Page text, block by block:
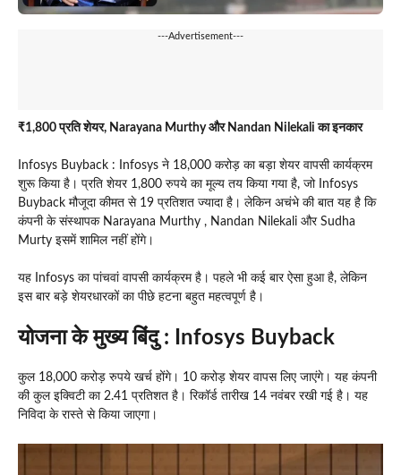
---Advertisement---
₹1,800 प्रति शेयर, Narayana Murthy और Nandan Nilekali का इनकार
Infosys Buyback : Infosys ने 18,000 करोड़ का बड़ा शेयर वापसी कार्यक्रम
शुरू किया है। प्रति शेयर 1,800 रुपये का मूल्य तय किया गया है, जो Infosys
Buyback मौजूदा कीमत से 19 प्रतिशत ज्यादा है। लेकिन अचंभे की बात यह है कि
कंपनी के संस्थापक Narayana Murthy , Nandan Nilekali और Sudha
Murty इसमें शामिल नहीं होंगे।
यह Infosys का पांचवां वापसी कार्यक्रम है। पहले भी कई बार ऐसा हुआ है, लेकिन
इस बार बड़े शेयरधारकों का पीछे हटना बहुत महत्वपूर्ण है।
योजना के मुख्य बिंदु: Infosys Buyback
कुल 18,000 करोड़ रुपये खर्च होंगे। 10 करोड़ शेयर वापस लिए जाएंगे। यह कंपनी
की कुल इक्विटी का 2.41 प्रतिशत है। रिकॉर्ड तारीख 14 नवंबर रखी गई है। यह
निविदा के रास्ते से किया जाएगा।